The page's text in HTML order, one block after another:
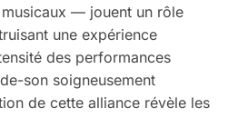
musicaux — jouent un rôle
une expérience
des performances
son soigneusement
de cette alliance révèle les